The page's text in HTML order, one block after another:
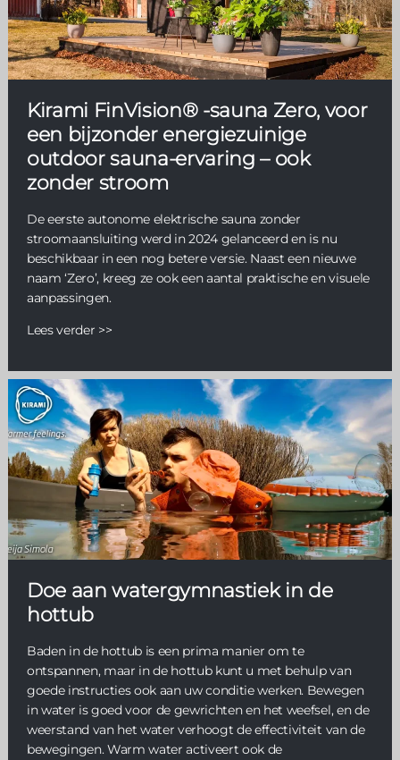
Kirami FinVision® -sauna Zero, voor
een bijzonder energiezuinige
outdoor sauna-ervaring – ook
zonder stroom
De eerste autonome elektrische sauna zonder
stroomaansluiting werd in 2024 gelanceerd en is nu
beschikbaar in een nog betere versie. Naast een nieuwe
naam ‘Zero’, kreeg ze ook een aantal praktische en visuele
aanpassingen.
Lees verder >>
Doe aan watergymnastiek in de
hottub
Baden in de hottub is een prima manier om te
ontspannen, maar in de hottub kunt u met behulp van
goede instructies ook aan uw conditie werken. Bewegen
in water is goed voor de gewrichten en het weefsel, en de
weerstand van het water verhoogt de effectiviteit van de
bewegingen. Warm water activeert ook de